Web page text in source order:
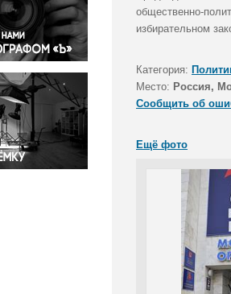
и конфликты
бизнес
общественно-
избирательном
Категория:
Место: Россия,
Сообщить об
Ещё фото